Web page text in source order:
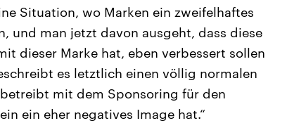
Situation, wo Marken ein zweifelhaftes
und man jetzt davon ausgeht, dass diese
dieser Marke hat, eben verbessert sollen
es letztlich einen völlig normalen
mit dem Sponsoring für den
ein eher negatives Image hat.“